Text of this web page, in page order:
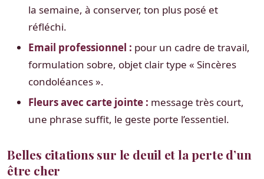
la semaine, à conserver, ton plus posé et
réfléchi.
Email professionnel : pour un cadre de travail,
formulation sobre, objet clair type « Sincères
condoléances ».
Fleurs avec carte jointe : message très court,
une phrase suffit, le geste porte l’essentiel.
Belles citations sur le deuil et la perte d’un
être cher